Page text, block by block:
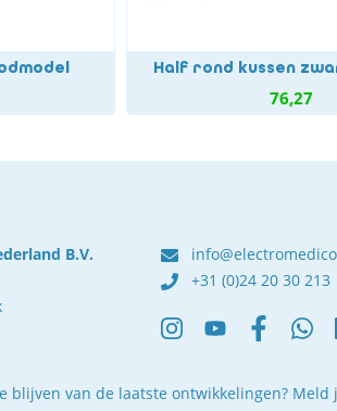
Half rond kussen
76,27
B.V.
+31 (0)24 20 30 213
blijven van de laatste ontwikkelingen? Meld